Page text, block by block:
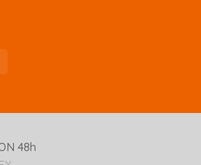
48h